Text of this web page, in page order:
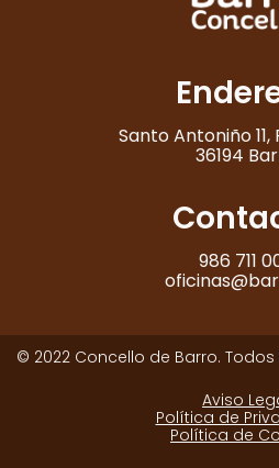
Santo Antoniño
36194
986 711
© 2022 Concello de Barro.
Aviso
Política de
Política de